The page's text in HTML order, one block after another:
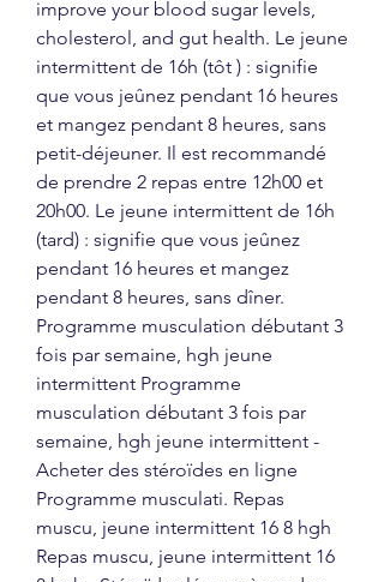
improve your blood sugar levels,
cholesterol, and gut health. Le jeune
intermittent de 16h (tôt ) : signifie
que vous jeûnez pendant 16 heures
et mangez pendant 8 heures, sans
petit-déjeuner. Il est recommandé
de prendre 2 repas entre 12h00 et
20h00. Le jeune intermittent de 16h
(tard) : signifie que vous jeûnez
pendant 16 heures et mangez
pendant 8 heures, sans dîner.
Programme musculation débutant 3
fois par semaine, hgh jeune
intermittent Programme
musculation débutant 3 fois par
semaine, hgh jeune intermittent -
Acheter des stéroïdes en ligne
Programme musculati. Repas
muscu, jeune intermittent 16 8 hgh
Repas muscu, jeune intermittent 16